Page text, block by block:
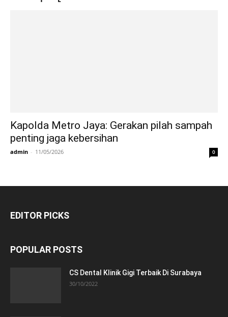
Kapolda Metro Jaya: Gerakan pilah sampah
penting jaga kebersihan
admin - 11/05/2026 0
EDITOR PICKS
POPULAR POSTS
CS Dental Klinik Gigi Terbaik Di Surabaya
30/10/2022